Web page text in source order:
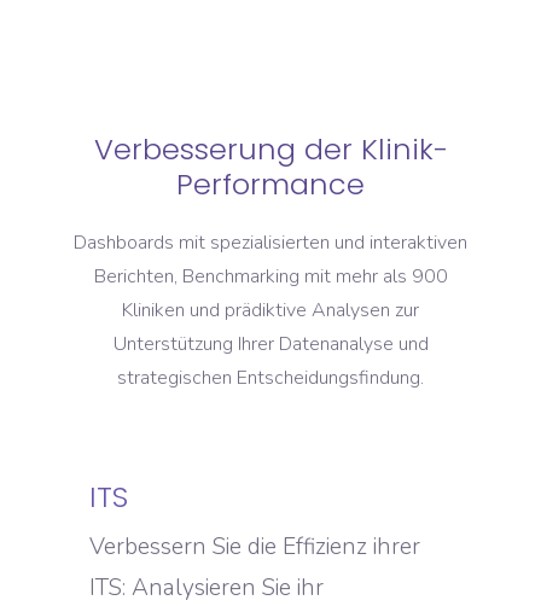
Verbesserung der Klinik-
Performance
Dashboards mit spezialisierten und interaktiven
Berichten, Benchmarking mit mehr als 900
Kliniken und prädiktive Analysen zur
Unterstützung Ihrer Datenanalyse und
strategischen Entscheidungsfindung.
ITS
Verbessern Sie die Effizienz ihrer
ITS: Analysieren Sie ihr